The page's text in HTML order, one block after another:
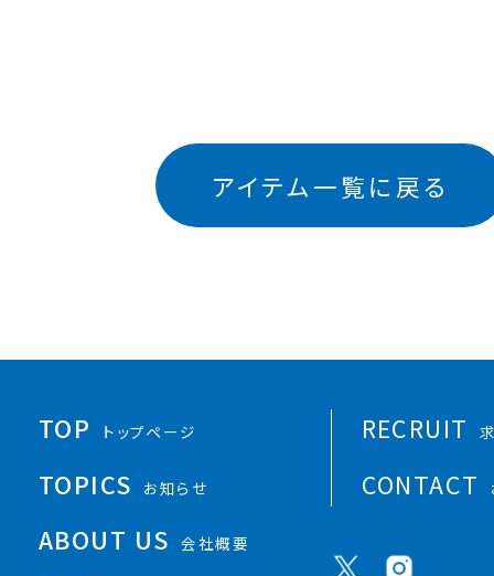
アイテム一覧に戻る
TOP トップページ
TOPICS お知らせ
ABOUT US 会社概要
RECRUIT
CONTACT